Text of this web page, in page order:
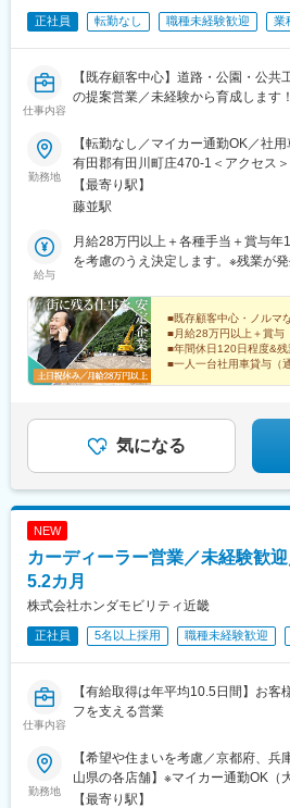
正社員 転勤なし 職種未経験歓迎 業
仕事内容
【既存顧客中心】道路・公園・公
の提案営業／未経験から育成します！
勤務地
【転勤なし／マイカー通勤OK／社
有田郡有田川町庄470-1＜アクセス
分☆入社後は一人一台の社用車貸与
カードも支給しますので、社用車を
【最寄り駅】
藤並駅
給与
月給28万円以上＋各種手当＋賞与
を考慮のうえ決定します。※残業が
■既存顧客中心・ノルマ
■月給28万円以上＋賞与
■年間休日120日程度&残
■一人一台社用車貸与（
気になる
NEW
カーディーラー営業／未経験歓
5.2カ月
株式会社ホンダモビリティ近畿
正社員 5名以上採用 職種未経験歓迎
仕事内容
【有給取得は年平均10.5日間】お客
フを支える営業
勤務地
【希望や住まいを考慮／京都府、
山県の各店舗】※マイカー通勤OK（
ターン歓迎――――――――――ご希望
【最寄り駅】